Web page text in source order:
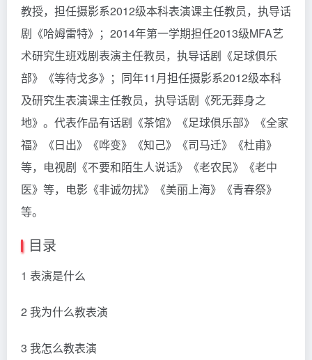
教授，担任摄影系2012级本科表演课主任教员，执导话
剧《哈姆雷特》；2014年第一学期担任2013级MFA艺
术研究生班戏剧表演主任教员，执导话剧《足球俱乐
部》《等待戈多》；同年11月担任摄影系2012级本科
及研究生表演课主任教员，执导话剧《死无葬身之
地》。代表作品有话剧《茶馆》《足球俱乐部》《全家
福》《日出》《哗变》《知己》《司马迁》《杜甫》
等，电视剧《不要和陌生人说话》《老农民》《老中
医》等，电影《非诚勿扰》《美丽上海》《青春祭》
等。
目录
1 表演是什么
2 我为什么教表演
3 我怎么教表演